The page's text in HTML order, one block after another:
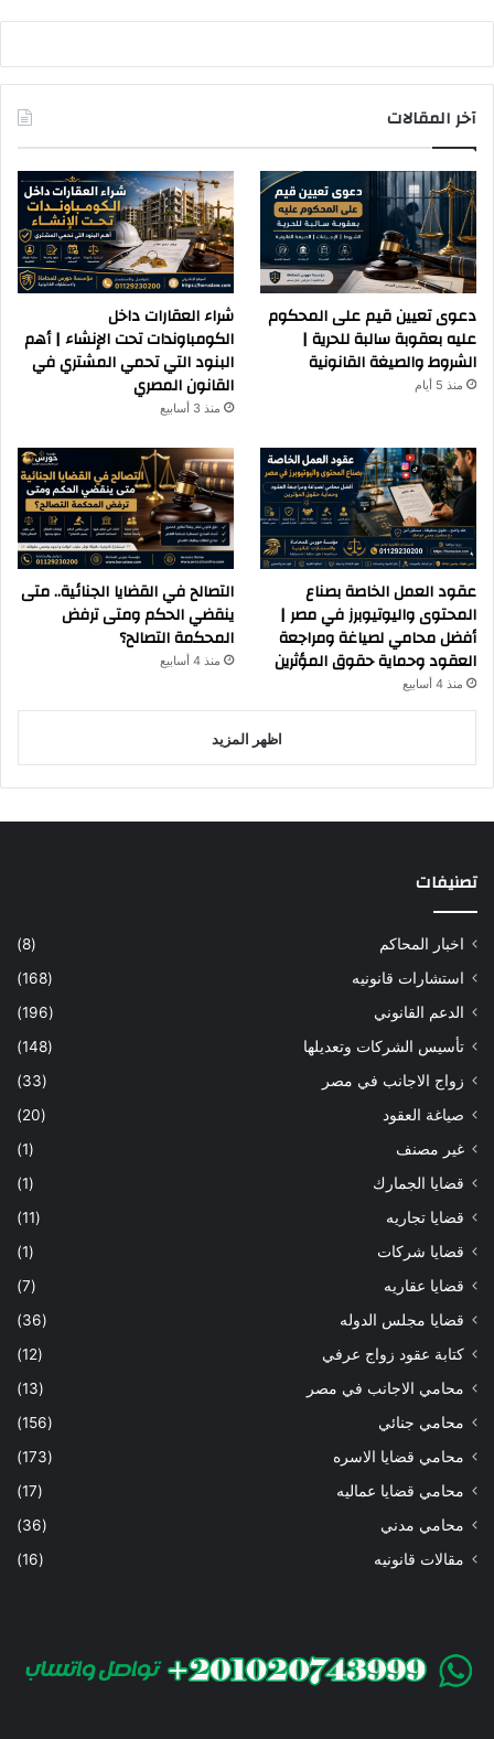
آخر المقالات
دعوى تعيين قيم على المحكوم
عليه بعقوبة سالبة للحرية |
الشروط والصيغة القانونية
منذ 5 أيام
شراء العقارات داخل
الكومباوندات تحت الإنشاء | أهم
البنود التي تحمي المشتري في
القانون المصري
منذ 3 أسابيع
عقود العمل الخاصة بصناع
المحتوى واليوتيوبرز في مصر |
أفضل محامي لصياغة ومراجعة
العقود وحماية حقوق المؤثرين
منذ 4 أسابيع
التصالح في القضايا الجنائية.. متى
ينقضي الحكم ومتى ترفض
المحكمة التصالح؟
منذ 4 أسابيع
اظهر المزيد
تصنيفات
اخبار المحاكم
(8)
استشارات قانونيه
(168)
الدعم القانوني
(196)
تأسيس الشركات وتعديلها
(148)
زواج الاجانب في مصر
(33)
صياغة العقود
(20)
غير مصنف
(1)
قضايا الجمارك
(1)
قضايا تجاريه
(11)
قضايا شركات
(1)
قضايا عقاريه
(7)
قضايا مجلس الدوله
(36)
كتابة عقود زواج عرفي
(12)
محامي الاجانب في مصر
(13)
محامي جنائي
(156)
محامي قضايا الاسره
(173)
محامي قضايا عماليه
(17)
محامي مدني
(36)
مقالات قانونيه
(16)